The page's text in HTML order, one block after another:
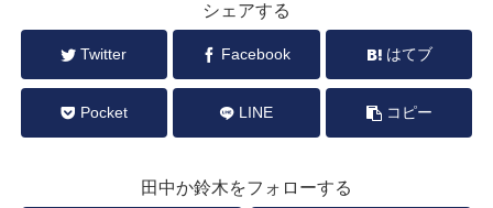
シェアする
Twitter Facebook はてブ
Pocket LINE コピー
田中か鈴木をフォローする